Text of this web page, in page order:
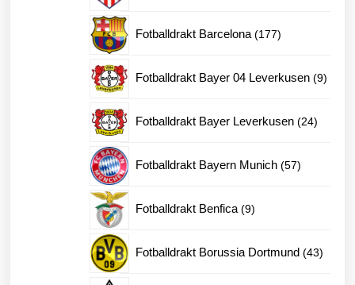
Fotballdrakt Barcelona 177177
Fotballdrakt Bayer 04 Leverkusen 99
Fotballdrakt Bayer Leverkusen 2424
Fotballdrakt Bayern Munich 5757
Fotballdrakt Benfica 99
Fotballdrakt Borussia Dortmund 4343